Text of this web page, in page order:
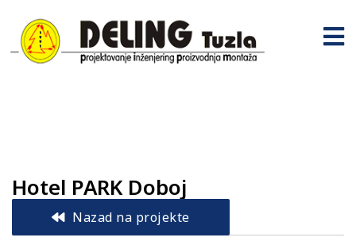
Hotel PARK Doboj
Nazad na projekte